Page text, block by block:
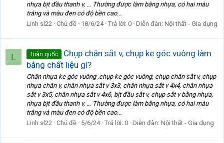
nhựa bịt đầu thanh v, … Thường được làm bằng nhựa, có hai màu
trắng và màu đen có độ bền cao...
Linh sl22 Chủ đề 18/6/24 Trả lời: 0 Diễn đàn: Nội thất - Gia dụng
L Toàn quốc
Chụp chân sắt v, chụp ke góc vuông làm
bằng chất liệu gì?
Chân nhựa ke góc vuông ,chụp ke góc vuông, chụp chân sắt v, chụp
nhựa chân v, chân nhựa sắt v 3x3, chân nhựa sắt v 4x4, chân nhựa
sắt v 3x5, chân nhựa sắt v 4x6, bịt đầu sắt v, chụp sắt v bằng nhựa,
nhựa bịt đầu thanh v, … Thường được làm bằng nhựa, có hai màu
trắng và màu đen có độ bền cao...
Linh sl22 Chủ đề 5/6/24 Trả lời: 0 Diễn đàn: Nội thất - Gia dụng